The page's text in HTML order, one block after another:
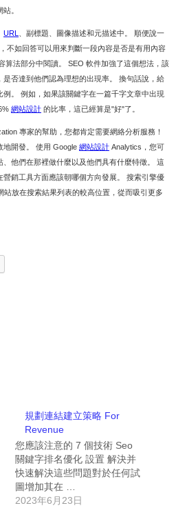
。
URL
、副標題、圖像描述和元描述中。 順便說一
不如回答可以用來判斷一段內容是否是有用內容
算法部分中閱讀。 SEO 軟件加強了這個想法，該
否達到他們認為理想的出現率。 換句話說，給
。 例如，如果該關鍵字在一篇千字文章中出現
網站設計 的比率，這已經算是"好"了。
專家的幫助，您都肯定需要網絡分析服務！
地開發。 使用 Google 網站設計 Analytics，您可
他們在那裡做什麼以及他們具有什麼特徵。 這
銷工具方面應該朝哪個方向發展。 搜索引擎優
放在搜索結果列表的較高位置，從而吸引更多
規劃連結建立策略 For
Revenue
您應該注意的 7 個技術 Seo
關鍵字排名優化 設置 解決并
快速解決這些問題對於任何試
圖增加其在 …
2023年6月23日